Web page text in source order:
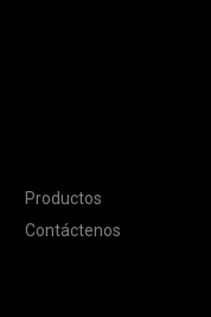
Productos
Contáctenos